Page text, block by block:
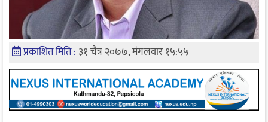
प्रकाशित मिति : ३१ चैत्र २०७७, मंगलवार १५:५५